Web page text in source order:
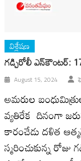
విశ్లేషణ
గడ్చిరోలీ ఎన్‌కౌంటర్‌:
August 15, 2024
అమరుల
వ్యతిరేక దినంగా
కారంచేడు దళిత
స్మరించుకున్న